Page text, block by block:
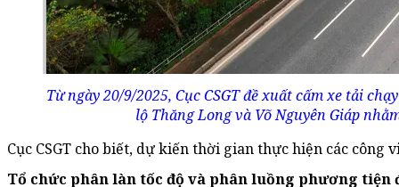
Từ ngày 20/9/2025, Cục CSGT đề xuất cấm xe tải
lộ Thăng Long và Võ Nguyên Giáp
Cục CSGT cho biết, dự kiến thời gian thực hiện các công
Tổ chức phân làn tốc độ và phân luồng phương tiện